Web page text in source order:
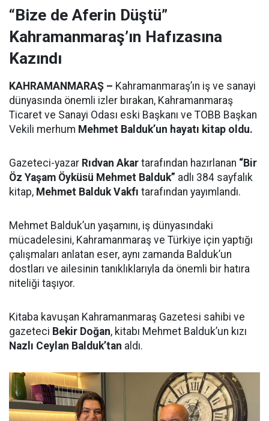
“Bize de Aferin Düştü”
Kahramanmaraş’ın Hafızasına
Kazındı
KAHRAMANMARAŞ – Kahramanmaraş’ın iş ve sanayi
dünyasında önemli izler bırakan, Kahramanmaraş
Ticaret ve Sanayi Odası eski Başkanı ve TOBB Başkan
Vekili merhum Mehmet Balduk’un hayatı kitap oldu.
Gazeteci-yazar Rıdvan Akar tarafından hazırlanan “Bir
Öz Yaşam Öyküsü Mehmet Balduk” adlı 384 sayfalık
kitap, Mehmet Balduk Vakfı tarafından yayımlandı.
Mehmet Balduk’un yaşamını, iş dünyasındaki
mücadelesini, Kahramanmaraş ve Türkiye için yaptığı
çalışmaları anlatan eser, aynı zamanda Balduk’un
dostları ve ailesinin tanıklıklarıyla da önemli bir hatıra
niteliği taşıyor.
Kitaba kavuşan Kahramanmaraş Gazetesi sahibi ve
gazeteci Bekir Doğan, kitabı Mehmet Balduk’un kızı
Nazlı Ceylan Balduk’tan aldı.